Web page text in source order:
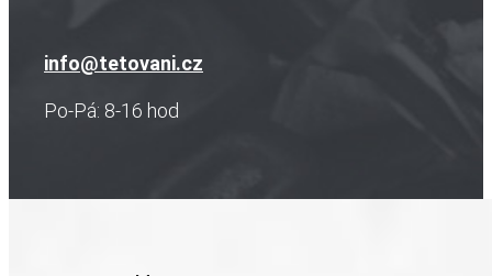
info@tetovani.cz
Po-Pá: 8-16 hod